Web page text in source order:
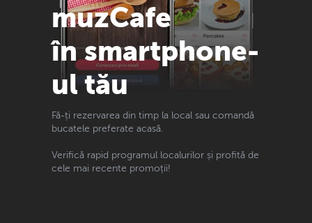
muzCafe
în smartphone-
ul tău
Fă-ți rezervarea din timp la local sau comandă
bucatele preferate acasă.
Verifică rapid programul localurilor și profită de
cele mai recente promoții!